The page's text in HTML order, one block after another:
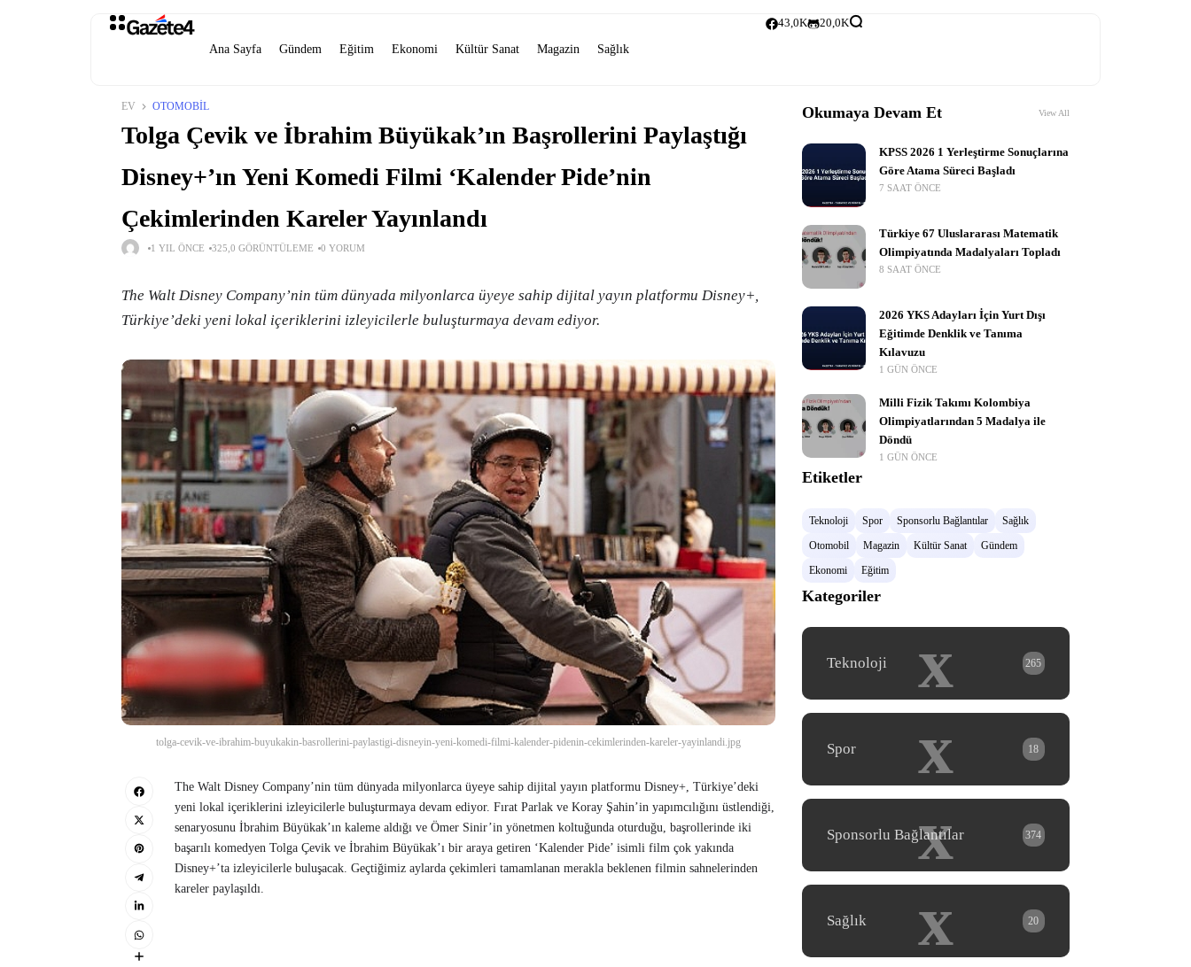
Ana Sayfa Gündem Eğitim Ekonomi Kültür Sanat Magazin Sağlık
43,0K 20,0K
EV OTOMOBIL
Tolga Çevik ve İbrahim Büyükak’ın Başrollerini Paylaştığı
Disney+’ın Yeni Komedi Filmi ‘Kalender Pide’nin
Çekimlerinden Kareler Yayınlandı
1 YIL ÖNCE 325,0 GÖRÜNTÜLEME 0 YORUM
The Walt Disney Company’nin tüm dünyada milyonlarca üyeye sahip dijital yayın platformu Disney+,
Türkiye’deki yeni lokal içeriklerini izleyicilerle buluşturmaya devam ediyor.
tolga-cevik-ve-ibrahim-buyukakin-basrollerini-paylastigi-disneyin-yeni-komedi-filmi-kalender-pidenin-cekimlerinden-kareler-yayinlandi.jpg
The Walt Disney Company’nin tüm dünyada milyonlarca üyeye sahip dijital yayın platformu Disney+, Türkiye’deki
yeni lokal içeriklerini izleyicilerle buluşturmaya devam ediyor. Fırat Parlak ve Koray Şahin’in yapımcılığını üstlendiği,
senaryosunu İbrahim Büyükak’ın kaleme aldığı ve Ömer Sinir’in yönetmen koltuğunda oturduğu, başrollerinde iki
başarılı komedyen Tolga Çevik ve İbrahim Büyükak’ı bir araya getiren ‘Kalender Pide’ isimli film çok yakında
Disney+’ta izleyicilerle buluşacak. Geçtiğimiz aylarda çekimleri tamamlanan merakla beklenen filmin sahnelerinden
kareler paylaşıldı.
Okumaya Devam Et View All
KPSS 2026 1 Yerleştirme Sonuçlarına
Göre Atama Süreci Başladı
7 SAAT ÖNCE
Türkiye 67 Uluslararası Matematik
Olimpiyatında Madalyaları Topladı
8 SAAT ÖNCE
2026 YKS Adayları İçin Yurt Dışı
Eğitimde Denklik ve Tanıma
Kılavuzu
1 GÜN ÖNCE
Milli Fizik Takımı Kolombiya
Olimpiyatlarından 5 Madalya ile
Döndü
1 GÜN ÖNCE
Etiketler
Teknoloji Spor Sponsorlu Bağlantılar
Sağlık
Otomobil
Magazin Kültür Sanat
Gündem
Ekonomi
Eğitim
Kategoriler
x
Teknoloji 265
x
Spor 18
x
Sponsorlu Bağlantılar 374
x
Sağlık 20